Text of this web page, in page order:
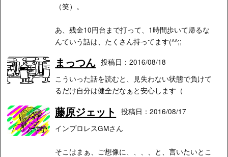
（笑）。
あ、残金10円台まで打って、1時間歩いて帰るな
んていう話は、たくさん持ってます(^^;;
まっつん 投稿日：2016/08/18
こういった話を読むと、見失わない状態で負けて
るだけ自分は健全だなぁと安心します（
藤原ジェット
投稿日：2016/08/17
インプロレスGMさん
そこはまぁ、ご想像に、、、、と、言いたいとこ